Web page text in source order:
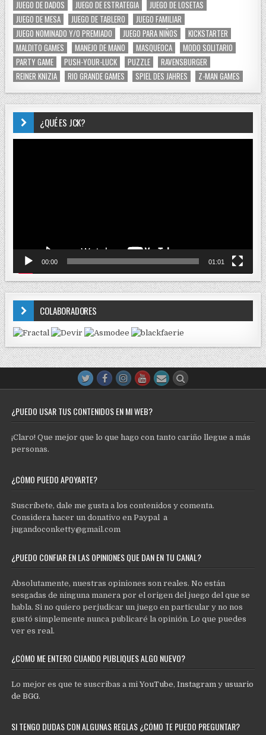
JUEGO DE DADOS
JUEGO DE ESTRATEGIA
JUEGO DE LOSETAS
JUEGO DE MESA
JUEGO DE TABLERO
JUEGO FAMILIAR
JUEGO NOMINADO Y/O PREMIADO
JUEGO PARA NIÑOS
KICKSTARTER
MALDITO GAMES
MANEJO DE MANO MASQUEOCA
MODO SOLITARIO
PARTY GAME
PUSH-YOUR-LUCK PUZZLE
RAVENSBURGER
REINER KNIZIA
RIO GRANDE GAMES SPIEL DES JAHRES Z-MAN GAMES
¿QUÉ ES JCK?
00:00 01:01
COLABORADORES
¿PUEDO USAR TUS CONTENIDOS EN MI WEB?
¡Claro! Que mejor que lo que hago con tanto cariño llegue a más
personas.
¿CÓMO PUEDO APOYARTE?
Suscríbete, dale me gusta a los contenidos y comenta.
Considera hacer un donativo en Paypal a
jugandoconketty@gmail.com
¿PUEDO CONFIAR EN LAS OPINIONES QUE DAN EN TU CANAL?
Absolutamente, nuestras opiniones son reales. No están
sesgadas de ninguna manera por el origen del juego del que se
habla. Si no quiero perjudicar un juego en particular y no nos
gustó simplemente nunca publicaré la opinión. Lo que puedes
ver es real.
¿CÓMO ME ENTERO CUANDO PUBLIQUES ALGO NUEVO?
Lo mejor es que te suscribas a miYouTube,Instagram y usuario
de BGG.
SI TENGO DUDAS CON ALGUNAS REGLAS ¿CÓMO TE PUEDO PREGUNTAR?